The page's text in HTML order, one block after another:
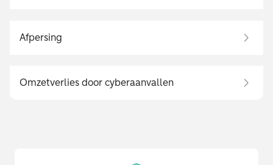
Afpersing
Omzetverlies door cyberaanvallen